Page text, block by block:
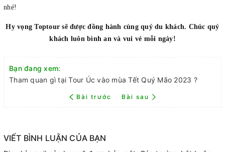
nhé!
Hy vọng Toptour sẽ được đồng hành cùng quý du khách. Chúc quý
khách luôn bình an và vui vẻ mỗi ngày!
Bạn đang xem:
Tham quan gì tại Tour Úc vào mùa Tết Quý Mão 2023 ?
Bài trước Bài sau
VIẾT BÌNH LUẬN CỦA BẠN